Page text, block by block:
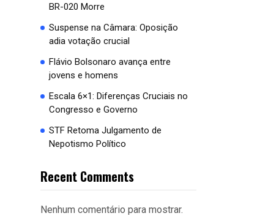
BR-020 Morre
Suspense na Câmara: Oposição
adia votação crucial
Flávio Bolsonaro avança entre
jovens e homens
Escala 6×1: Diferenças Cruciais no
Congresso e Governo
STF Retoma Julgamento de
Nepotismo Político
Recent Comments
Nenhum comentário para mostrar.